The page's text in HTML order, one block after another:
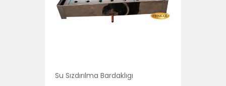
Su Sızdırılma Bardaklıgı